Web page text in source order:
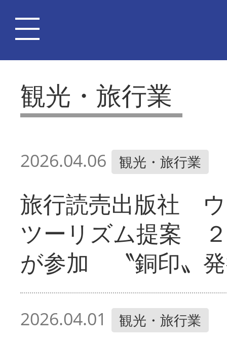
観光・旅行業
2026.04.06 観光・旅行業
旅行読売出版社
ツーリズム提案
が参加 〝銅印〟
2026.04.01 観光・旅行業